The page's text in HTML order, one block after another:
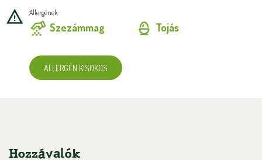
Allergének
Szezámmag Tojás
ALLERGÉN KISOKOS
Hozzávalók